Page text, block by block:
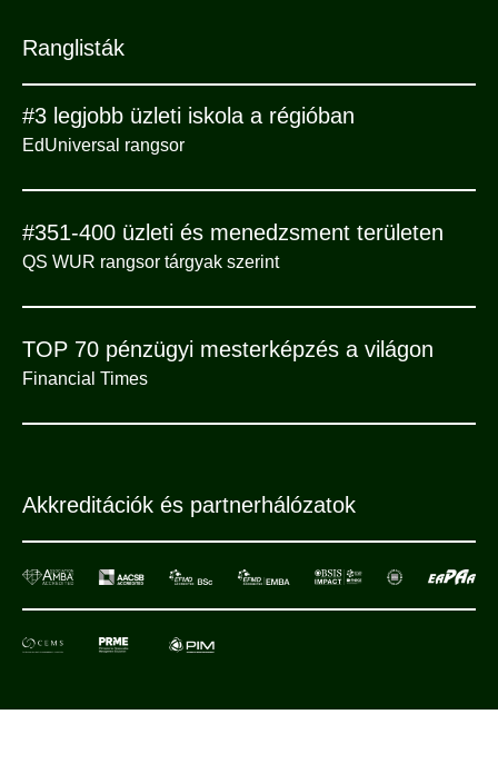
Ranglisták
#3 legjobb üzleti iskola a régióban
EdUniversal rangsor
#351-400 üzleti és menedzsment területen
QS WUR rangsor tárgyak szerint
TOP 70 pénzügyi mesterképzés a világon
Financial Times
Akkreditációk és partnerhálózatok